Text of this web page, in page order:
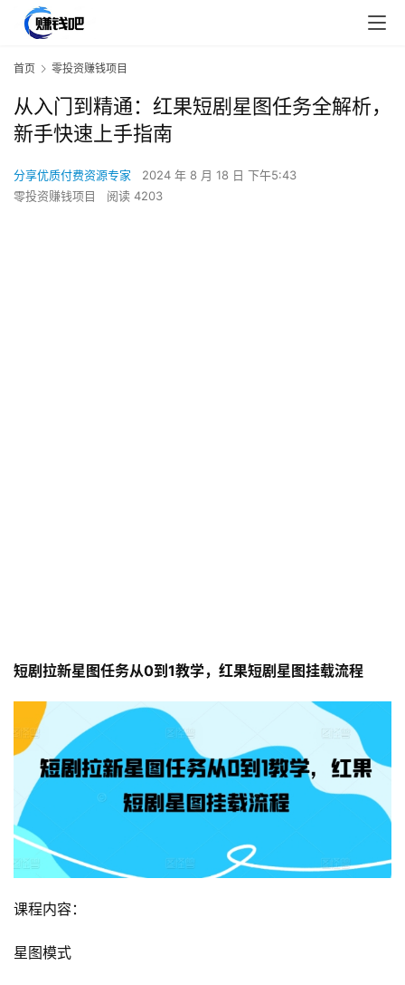
首页 零投资赚钱项目
从入门到精通：红果短剧星图任务全解析，
新手快速上手指南
分享优质付费资源专家
2024 年 8 月 18 日 下午5:43
零投资赚钱项目
阅读 4203
短剧拉新星图任务从0到1教学，红果短剧星图挂载流程
课程内容：
星图模式